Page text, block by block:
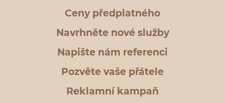
Ceny předplatného
Navrhněte nové služby
Napište nám referenci
Pozvěte vaše přátele
Reklamní kampaň